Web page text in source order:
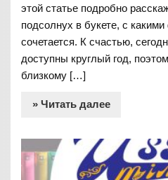
этой статье подробно
подсолнух в букете, с
сочетается. К счастью,
доступны круглый год,
близкому […]
» Читать далее